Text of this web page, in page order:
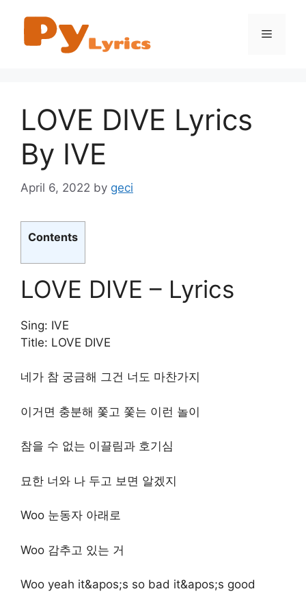
content
Menu
LOVE DIVE Lyrics
By IVE
April 6, 2022 by geci
Contents
LOVE DIVE – Lyrics
Sing: IVE
Title: LOVE DIVE
네가 참 궁금해 그건 너도 마찬가지
이거면 충분해 쫓고 쫓는 이런 놀이
참을 수 없는 이끌림과 호기심
묘한 너와 나 두고 보면 알겠지
Woo 눈동자 아래로
Woo 감추고 있는 거
Woo yeah it&apos;s so bad it&apos;s good